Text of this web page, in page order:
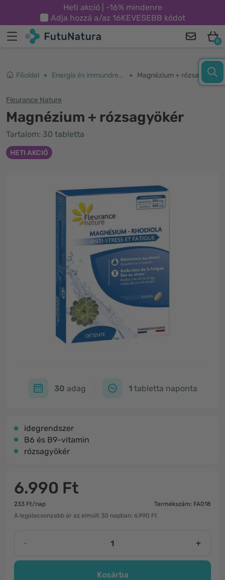
Heti akció | -16% mindenre
Adja hozzá a/az 16KEVESEBB kódot
0
Főoldal Energia és immundrendszer Magnézium + rózsagyökér
Fleurance Nature
Magnézium + rózsagyökér
Tartalom: 30 tabletta
HETI AKCIÓ
30 adag 1 tabletta naponta
idegrendszer
B6 és B9-vitamin
rózsagyökér
6.990 Ft
233 Ft/nap
Termékszám: FA018
A legalacsonyabb ár az elmúlt 30 napban: 6.990 Ft
- +
Kosárba